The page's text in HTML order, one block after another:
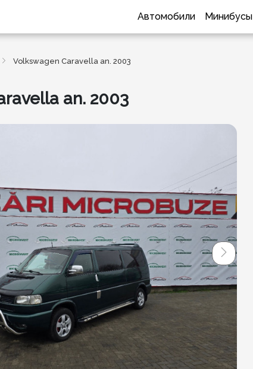
Автомобили Минибусы
Volkswagen Caravella an. 2003
an. 2003